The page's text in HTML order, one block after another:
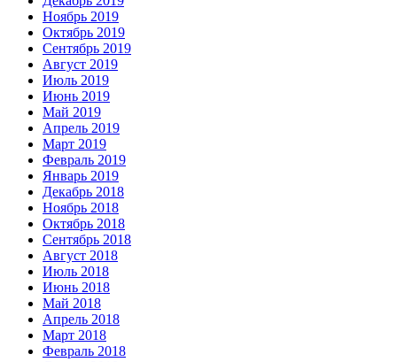
Ноябрь 2019
Октябрь 2019
Сентябрь 2019
Август 2019
Июль 2019
Июнь 2019
Май 2019
Апрель 2019
Март 2019
Февраль 2019
Январь 2019
Декабрь 2018
Ноябрь 2018
Октябрь 2018
Сентябрь 2018
Август 2018
Июль 2018
Июнь 2018
Май 2018
Апрель 2018
Март 2018
Февраль 2018